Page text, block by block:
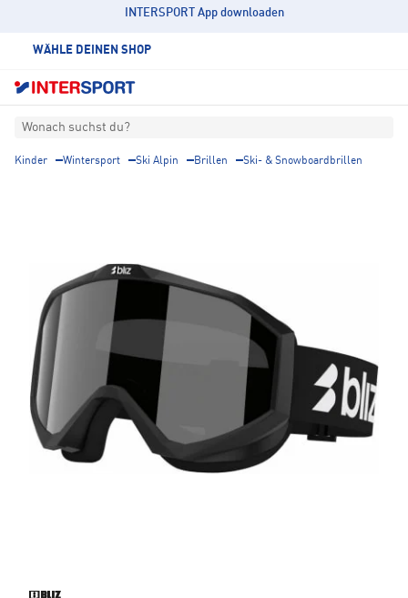
INTERSPORT App downloaden
WÄHLE DEINEN SHOP
Wonach suchst du?
Kinder Wintersport Ski Alpin Brillen Ski- & Snowboardbrillen